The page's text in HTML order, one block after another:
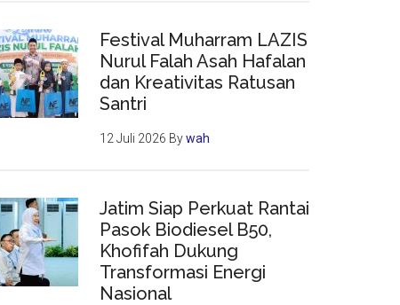
Festival Muharram LAZIS
Nurul Falah Asah Hafalan
dan Kreativitas Ratusan
Santri
12 Juli 2026 Bywah
Jatim Siap Perkuat Rantai
Pasok Biodiesel B50,
Khofifah Dukung
Transformasi Energi
Nasional